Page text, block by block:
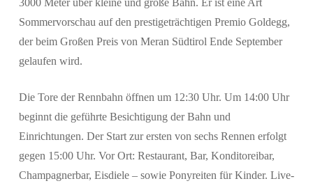
3000 Meter über kleine und große Bahn. Er ist eine Art
Sommervorschau auf den prestigeträchtigen Premio Goldegg,
der beim Großen Preis von Meran Südtirol Ende September
gelaufen wird.
Die Tore der Rennbahn öffnen um 12:30 Uhr. Um 14:00 Uhr
beginnt die geführte Besichtigung der Bahn und
Einrichtungen. Der Start zur ersten von sechs Rennen erfolgt
gegen 15:00 Uhr. Vor Ort: Restaurant, Bar, Konditoreibar,
Champagnerbar, Eisdiele – sowie Ponyreiten für Kinder. Live-